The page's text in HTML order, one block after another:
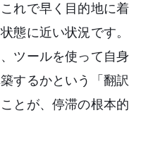
れで早く目的地に着
態に近い状況です。
ツールを使って自身
するかという「翻訳
とが、停滞の根本的